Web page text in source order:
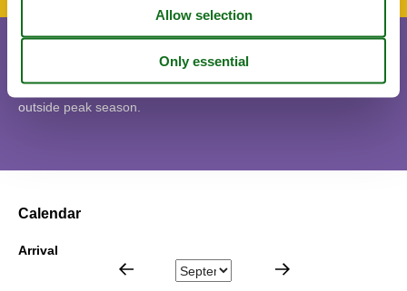
outside peak season.
Calendar
Arrival